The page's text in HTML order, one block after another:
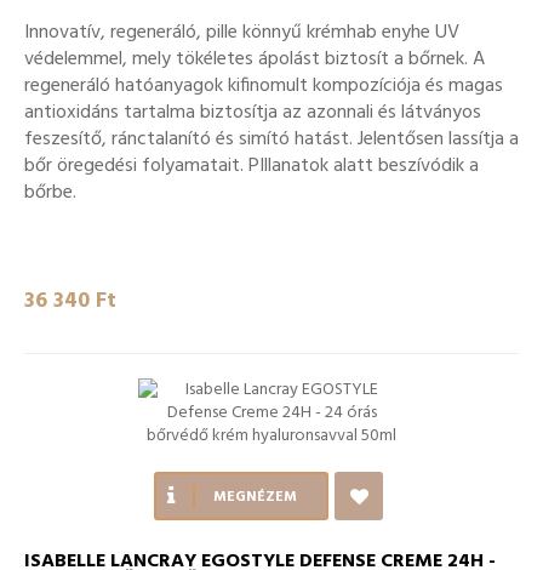
Innovatív, regeneráló, pille könnyű krémhab enyhe UV
védelemmel, mely tökéletes ápolást biztosít a bőrnek. A
regeneráló hatóanyagok kifinomult kompozíciója és magas
antioxidáns tartalma biztosítja az azonnali és látványos
feszesítő, ránctalanító és simító hatást. Jelentősen lassítja a
bőr öregedési folyamatait. PIllanatok alatt beszívódik a
bőrbe.
36 340 Ft‎
MEGNÉZEM
ISABELLE LANCRAY EGOSTYLE DEFENSE CREME 24H -